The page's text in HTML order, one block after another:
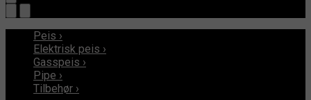
Peis ›
Elektrisk peis ›
Gasspeis ›
Pipe ›
Tilbehør ›